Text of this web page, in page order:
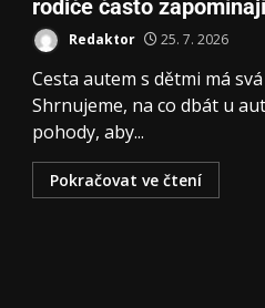
rodiče často
Redaktor 25. 7. 2026
Cesta autem s dětmi má
Shrnujeme, na co dbát u
pohody, aby...
Pokračovat ve čtení